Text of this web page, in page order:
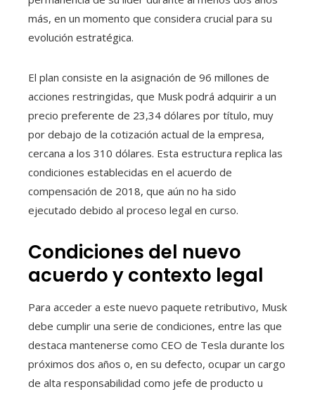
más, en un momento que considera crucial para su
evolución estratégica.
El plan consiste en la asignación de 96 millones de
acciones restringidas, que Musk podrá adquirir a un
precio preferente de 23,34 dólares por título, muy
por debajo de la cotización actual de la empresa,
cercana a los 310 dólares. Esta estructura replica las
condiciones establecidas en el acuerdo de
compensación de 2018, que aún no ha sido
ejecutado debido al proceso legal en curso.
Condiciones del nuevo
acuerdo y contexto legal
Para acceder a este nuevo paquete retributivo, Musk
debe cumplir una serie de condiciones, entre las que
destaca mantenerse como CEO de Tesla durante los
próximos dos años o, en su defecto, ocupar un cargo
de alta responsabilidad como jefe de producto u